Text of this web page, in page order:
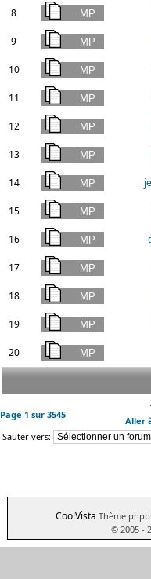
8
9
10
11
12
13
14
15
16
17
18
19
20
Page 1 sur 3545
Aller
Sauter vers:
CoolVista Thème
© 2005 -